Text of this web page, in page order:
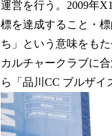
運営を行う。2009年
標を達成すること・
ち」という意味をも
カルチャークラブに
ら「品川CC ブルザイ